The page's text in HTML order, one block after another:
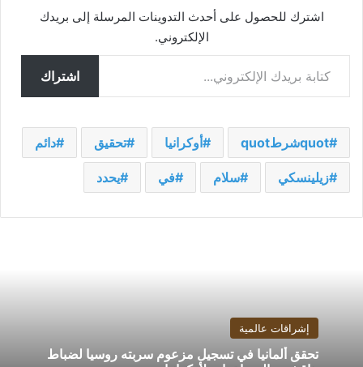
اشترك للحصول على أحدث التدوينات المرسلة إلى بريدك
الإلكتروني.
كتابة بريدك الإلكتروني...
اشتراك
quotشرطquot أوكرانيا تحقيق دائم
زيلينسكي سلام في يحدد
إشراقات عالمية
تحقق ألمانيا في تسجيل مزعوم سربته روسيا لضباط